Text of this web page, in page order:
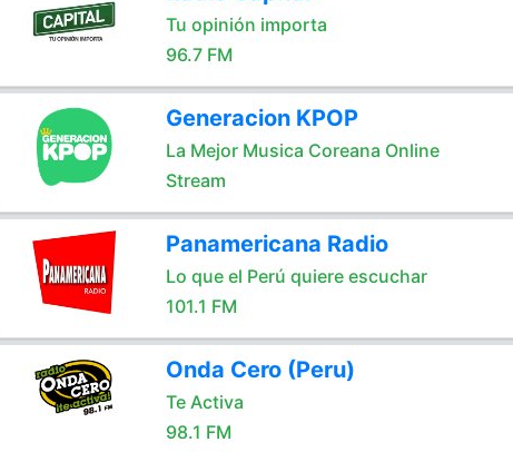
Tu opinión importa
96.7 FM
Generacion KPOP
La Mejor Musica Coreana Online
Stream
Panamericana Radio
Lo que el Perú quiere escuchar
101.1 FM
Onda Cero (Peru)
Te Activa
98.1 FM